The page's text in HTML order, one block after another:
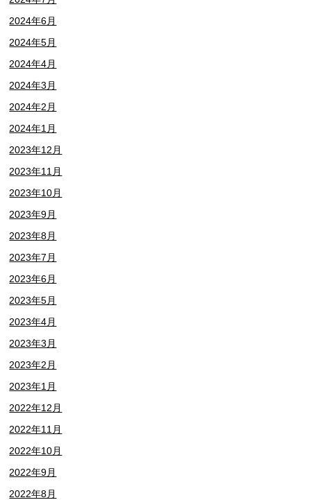
2024年6月
2024年5月
2024年4月
2024年3月
2024年2月
2024年1月
2023年12月
2023年11月
2023年10月
2023年9月
2023年8月
2023年7月
2023年6月
2023年5月
2023年4月
2023年3月
2023年2月
2023年1月
2022年12月
2022年11月
2022年10月
2022年9月
2022年8月